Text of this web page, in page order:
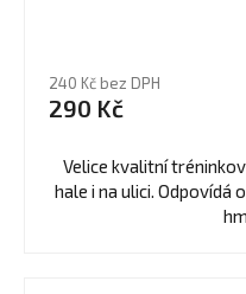
240 Kč bez DPH
290 Kč
Velice kvalitní
hale i na ulici. Odpovídá